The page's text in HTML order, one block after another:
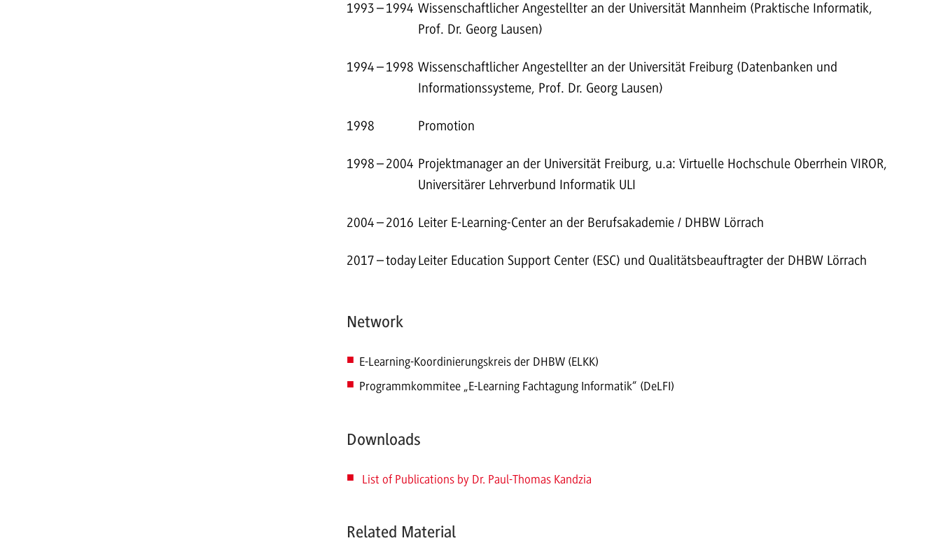
1993–1994 Wissenschaftlicher Angestellter an der Universität Mannheim (Praktische Informatik,
Prof. Dr. Georg Lausen)
1994–1998 Wissenschaftlicher Angestellter an der Universität Freiburg (Datenbanken und
Informationssysteme, Prof. Dr. Georg Lausen)
1998 Promotion
1998–2004 Projektmanager an der Universität Freiburg, u.a: Virtuelle Hochschule Oberrhein VIROR,
Universitärer Lehrverbund Informatik ULI
2004–2016 Leiter E-Learning-Center an der Berufsakademie / DHBW Lörrach
2017–todayLeiter Education Support Center (ESC) und Qualitätsbeauftragter der DHBW Lörrach
Network
E-Learning-Koordinierungskreis der DHBW (ELKK)
Programmkommitee „E-Learning Fachtagung Informatik“ (DeLFI)
Downloads
List of Publications by Dr. Paul-Thomas Kandzia
Related Material